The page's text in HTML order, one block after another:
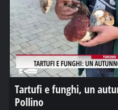
Tartufi e funghi, un
Pollino